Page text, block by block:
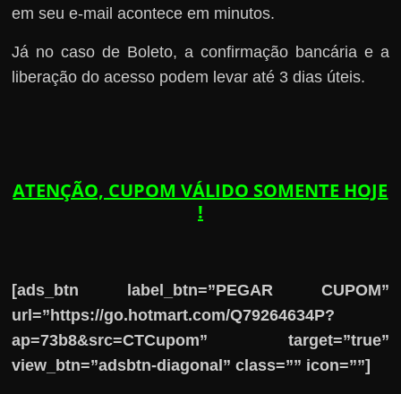
em seu e-mail acontece em minutos.
Já no caso de Boleto, a confirmação bancária e a
liberação do acesso podem levar até 3 dias úteis.
ATENÇÃO, CUPOM VÁLIDO SOMENTE HOJE
!
[ads_btn label_btn=”PEGAR CUPOM”
url=”https://go.hotmart.com/Q79264634P?
ap=73b8&src=CTCupom” target=”true”
view_btn=”adsbtn-diagonal” class=”” icon=””]